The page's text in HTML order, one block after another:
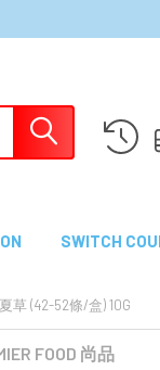
SWITCH
草 (42-52條/盒) 10G
FOOD 尚品